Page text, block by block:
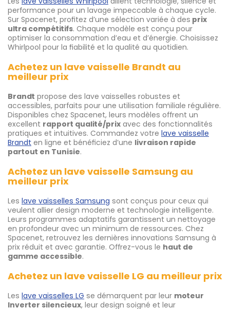
performance pour un lavage impeccable à chaque cycle.
Sur Spacenet, profitez d’une sélection variée à des prix
ultra compétitifs. Chaque modèle est conçu pour
optimiser la consommation d’eau et d’énergie. Choisissez
Whirlpool pour la fiabilité et la qualité au quotidien.
Achetez un lave vaisselle Brandt au
meilleur prix
Brandt propose des lave vaisselles robustes et
accessibles, parfaits pour une utilisation familiale régulière.
Disponibles chez Spacenet, leurs modèles offrent un
excellent rapport qualité/prix avec des fonctionnalités
pratiques et intuitives. Commandez votre lave vaisselle
Brandt en ligne et bénéficiez d’une livraison rapide
partout en Tunisie.
Achetez un lave vaisselle Samsung au
meilleur prix
Les lave vaisselles Samsung sont conçus pour ceux qui
veulent allier design moderne et technologie intelligente.
Leurs programmes adaptatifs garantissent un nettoyage
en profondeur avec un minimum de ressources. Chez
Spacenet, retrouvez les dernières innovations Samsung à
prix réduit et avec garantie. Offrez-vous le haut de
gamme accessible.
Achetez un lave vaisselle LG au meilleur prix
Les lave vaisselles LG se démarquent par leur moteur
Inverter silencieux, leur design soigné et leur